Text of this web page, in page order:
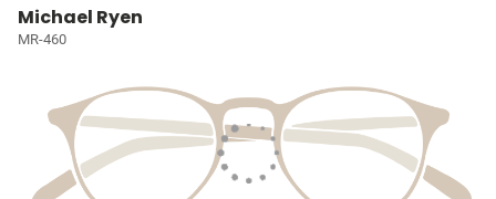
Michael Ryen
MR-460